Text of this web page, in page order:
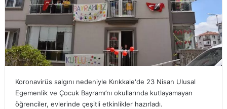
Koronavirüs salgını nedeniyle Kırıkkale'de 23 Nisan Ulusal
Egemenlik ve Çocuk Bayramı’nı okullarında kutlayamayan
öğrenciler, evlerinde çeşitli etkinlikler hazırladı.